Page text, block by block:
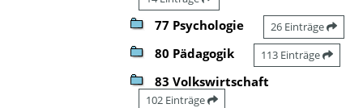
77 Psychologie 26 Einträge
80 Pädagogik 113 Einträge
83 Volkswirtschaft
102 Einträge